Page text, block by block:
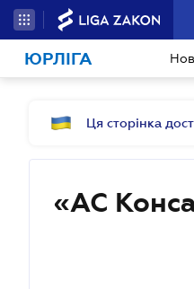
ЮРЛІГА
Ця сторінка
«АС